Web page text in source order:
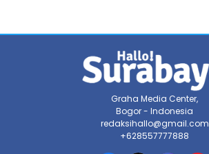
Graha Media Center,
Bogor - Indonesia
redaksihallo@gmail.com
+628557777888